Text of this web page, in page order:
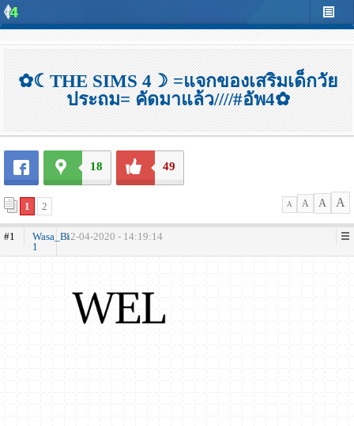
✿☾THE SIMS 4☽ =แจกของเสริมเด็กวัย
ประถม= คัดมาแล้ว////#อัพ4✿
18 49
1 2 A A A A
#1
Wasa_Bi
1
12-04-2020 - 14:19:14